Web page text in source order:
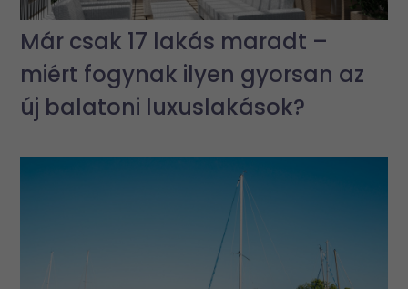
Már csak 17 lakás maradt –
miért fogynak ilyen gyorsan az
új balatoni luxuslakások?